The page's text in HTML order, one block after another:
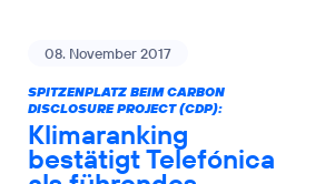
08. November 2017
SPITZENPLATZ BEIM CARBON
DISCLOSURE PROJECT (CDP):
Klimaranking
bestätigt Telefónica